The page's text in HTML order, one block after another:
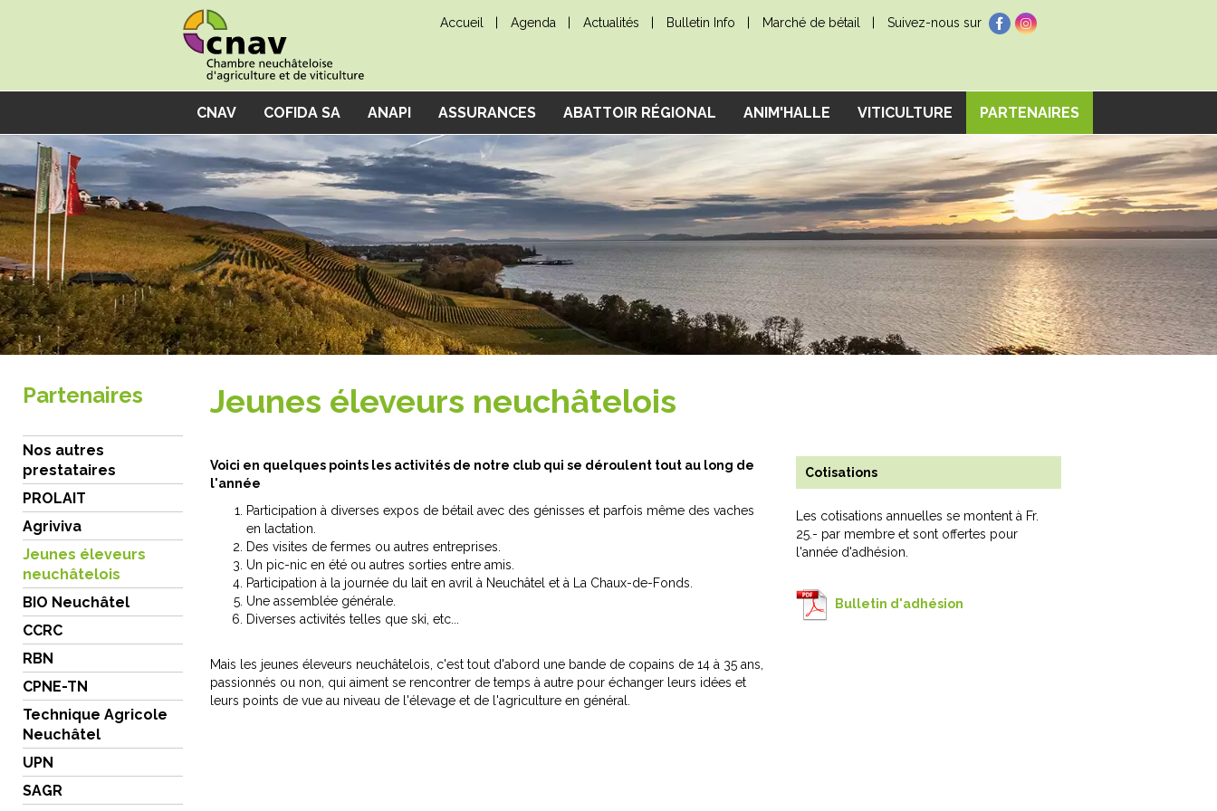
Accueil Agenda Actualités Bulletin Info Marché de bétail Suivez-nous sur
CNAV COFIDA SA ANAPI ASSURANCES ABATTOIR RÉGIONAL ANIM'HALLE VITICULTURE PARTENAIRES
Partenaires
Nos autres
prestataires
PROLAIT
Agriviva
Jeunes éleveurs
neuchâtelois
BIO Neuchâtel
CCRC
RBN
CPNE-TN
Technique Agricole
Neuchâtel
UPN
SAGR
Jeunes éleveurs neuchâtelois
Voici en quelques points les activités de notre club qui se déroulent tout au long de
l'année
Participation à diverses expos de bétail avec des génisses et parfois même des vaches
en lactation.
Des visites de fermes ou autres entreprises.
Un pic-nic en été ou autres sorties entre amis.
Participation à la journée du lait en avril à Neuchâtel et à La Chaux-de-Fonds.
Une assemblée générale.
Diverses activités telles que ski, etc...
Mais les jeunes éleveurs neuchâtelois, c'est tout d'abord une bande de copains de 14 à 35 ans,
passionnés ou non, qui aiment se rencontrer de temps à autre pour échanger leurs idées et
leurs points de vue au niveau de l'élevage et de l'agriculture en général.
Cotisations
Les cotisations annuelles se montent à Fr.
25.- par membre et sont offertes pour
l'année d'adhésion.
Bulletin d'adhésion